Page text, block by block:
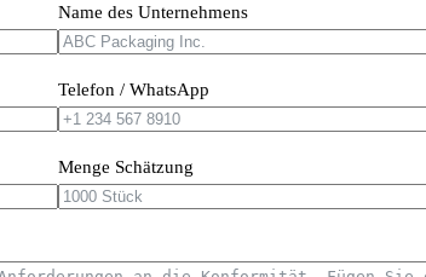
Name des Unternehmens
Telefon / WhatsApp
Menge Schätzung